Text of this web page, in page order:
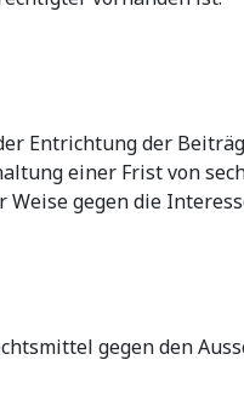
Entrichtung der
einer Frist von
gegen die
gegen den